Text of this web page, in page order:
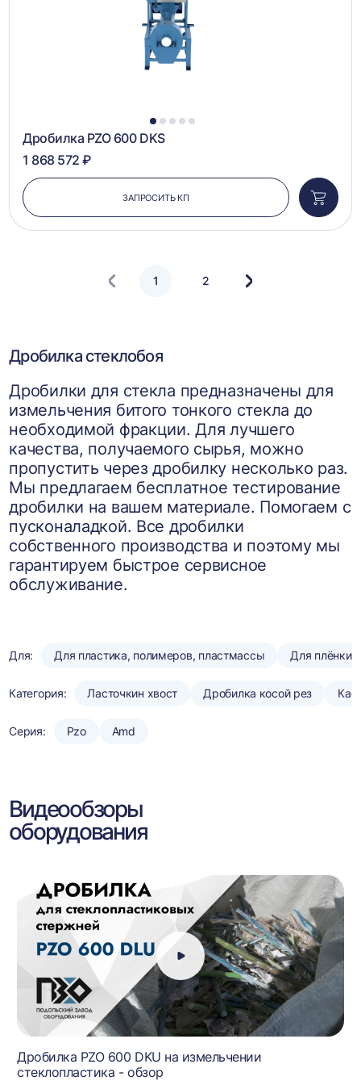
1 2 3 4 5
Дробилка PZO 600 DKS
1 868 572 ₽
ЗАПРОСИТЬ КП
в
1 2
Следующая
Дробилка стеклобоя
Дробилки для стекла предназначены для
измельчения битого тонкого стекла до
необходимой фракции. Для лучшего
качества, получаемого сырья, можно
пропустить через дробилку несколько раз.
Мы предлагаем бесплатное тестирование
дробилки на вашем материале. Помогаем с
пусконаладкой. Все дробилки
собственного производства и поэтому мы
гарантируем быстрое сервисное
обслуживание.
Для: Для пластика, полимеров, пластмассы Для плёнки
Категория: Ласточкин хвост Дробилка косой рез
Серия: Pzo Amd
Видеообзоры
оборудования
Дробилка PZO 600 DKU на измельчении
стеклопластика - обзор